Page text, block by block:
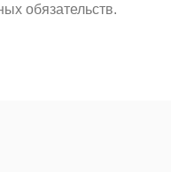
обязательств.